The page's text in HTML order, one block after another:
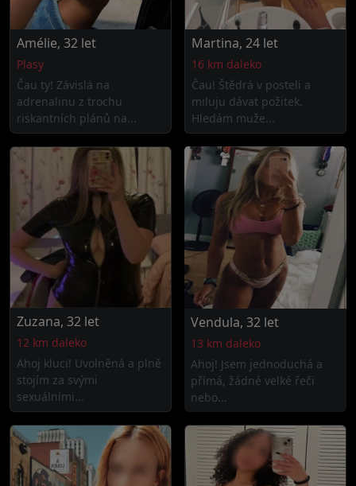
Amélie, 32 let
Plasy
Čau ty! Závislá na
adrenalinu z trochu
riskantních plánů na...
Martina, 24 let
16 km daleko
Čau! Štědrá v posteli a
miluju dávat požitek.
Hledám muže...
Zuzana, 32 let
12 km daleko
Ahoj kluci! Uvolněná a plně
stojím za svými
sexuálními...
Vendula, 32 let
13 km daleko
Ahoj! Jsem jednoduchá a
přímá, žádné velké řeči
nebo...